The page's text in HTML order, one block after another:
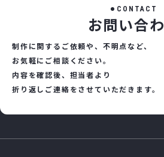
C O N TA C T
お問い合わ
制作に関するご依頼や、不明点など、
お気軽にご相談ください。
内容を確認後、担当者より
折り返しご連絡をさせていただきます。